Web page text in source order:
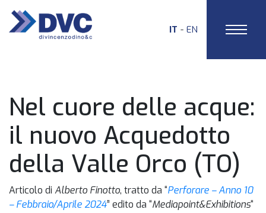
IT EN
Nel cuore delle acque:
il nuovo Acquedotto
della Valle Orco (TO)
Articolo di Alberto Finotto, tratto da “Perforare – Anno 10
– Febbraio/Aprile 2024” edito da “Mediapoint&Exhibitions“